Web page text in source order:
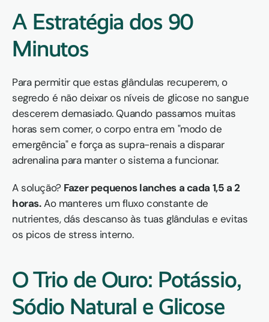
A Estratégia dos 90
Minutos
Para permitir que estas glândulas recuperem, o
segredo é não deixar os níveis de glicose no sangue
descerem demasiado. Quando passamos muitas
horas sem comer, o corpo entra em "modo de
emergência" e força as supra-renais a disparar
adrenalina para manter o sistema a funcionar.
A solução? Fazer pequenos lanches a cada 1,5 a 2
horas. Ao manteres um fluxo constante de
nutrientes, dás descanso às tuas glândulas e evitas
os picos de stress interno.
O Trio de Ouro: Potássio,
Sódio Natural e Glicose